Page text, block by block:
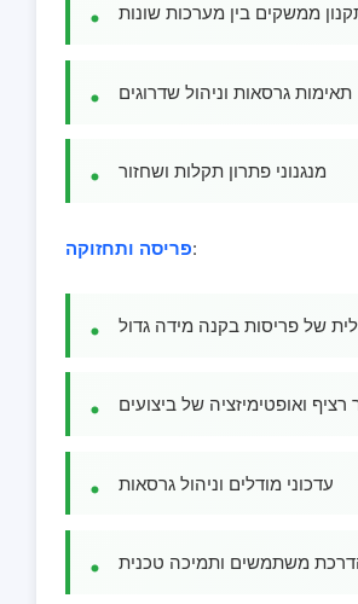
ממשקים בין מערכות שונות
תאימות גרסאות וניהול שדרוגים
מנגנוני פתרון תקלות ושחזור
פריסה ותחזוקה:
של פריסות בקנה מידה גדול
רציף ואופטימיזציה של ביצועים
עדכוני מודלים וניהול גרסאות
משתמשים ותמיכה טכנית